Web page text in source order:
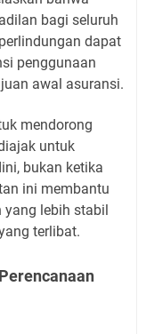
bagi seluruh
dapat
penggunaan
awal asuransi.
mendorong
untuk
bukan ketika
ini membantu
yang lebih stabil
terlibat.